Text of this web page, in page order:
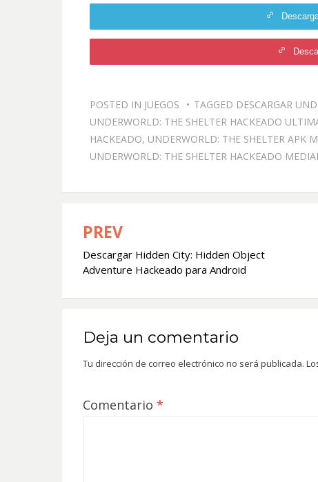
POSTED IN JUEGOS TAGGED DESCARGAR
UNDERWORLD: THE SHELTER HACKEADO
HACKEADO, UNDERWORLD: THE SHELTER APK
UNDERWORLD: THE SHELTER HACKEADO
Navegación
de
PREV
Descargar Hidden City: Hidden Object
Adventure Hackeado para Android
Deja un comentario
Tu dirección de correo electrónico no será publicada.
Comentario *